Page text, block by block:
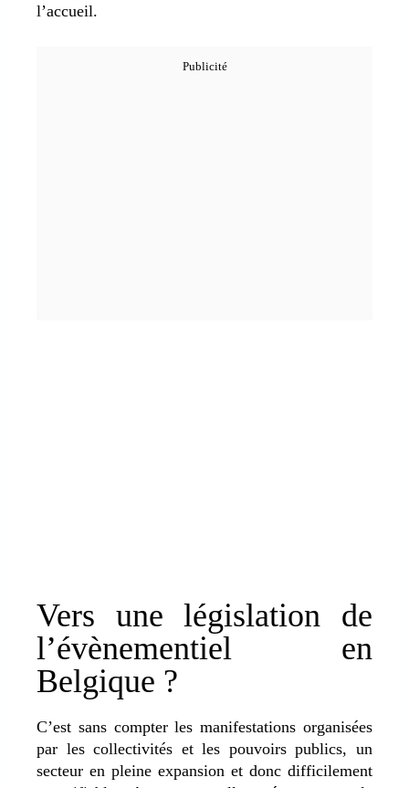
l’accueil.
Vers une législation de
l’évènementiel en
Belgique ?
C’est sans compter les manifestations organisées
par les collectivités et les pouvoirs publics, un
secteur en pleine expansion et donc difficilement